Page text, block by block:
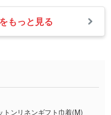
ンや濃淡を表現した
って印刷したい／印
刷色が本体色に合わ
しそうな場合は、ス
することもございま
故障している場合
いた場合
について
りメールにてご連絡
ご質問も受け付けて
間10:00～
もっと見る
トンリネンギフト巾着(M)